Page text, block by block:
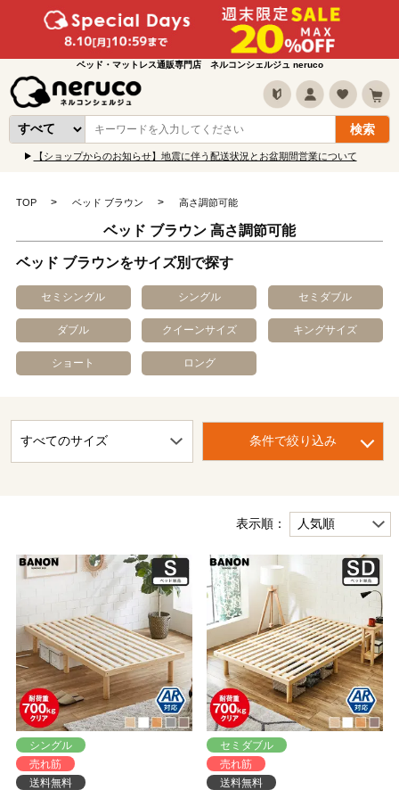
ベッド・マットレス通販専門店 ネルコンシェルジュ neruco
【ショップからのお知らせ】地震に伴う配送状況とお盆期間営業について
TOP ベッド ブラウン 高さ調節可能
ベッド ブラウン 高さ調節可能
ベッド ブラウンをサイズ別で探す
セミシングル シングル セミダブル
ダブル クイーンサイズ キングサイズ
ショート ロング
条件で絞り込み
表示順：
シングル
売れ筋
送料無料
セミダブル
売れ筋
送料無料